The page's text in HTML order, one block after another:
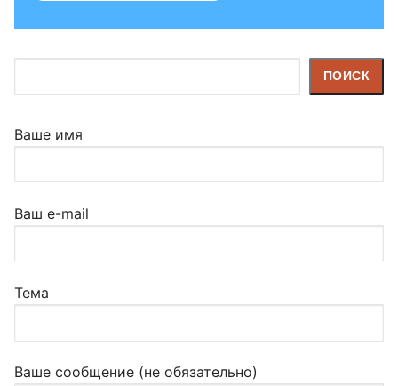
ПОИСК
Ваше имя
Ваш e-mail
Тема
Ваше сообщение (не обязательно)